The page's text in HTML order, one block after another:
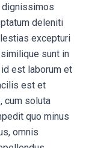
dignissimos
deleniti
excepturi
sunt in
est laborum et
est et
cum soluta
quo minus
omnis